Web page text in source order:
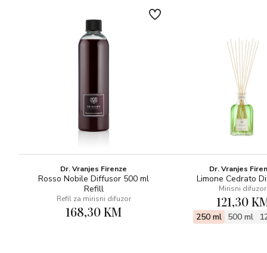
Koncentracija ulja u mirisu: 20%
Dr. Vranjes Firenze
Rosso Nobile Diffusor 500 ml
Refill
Refil za mirisni difuzor
168,30 KM
Dr. Vranjes
Limone Cedrato
Mirisni difuzor
121,30
250 ml 500 ml